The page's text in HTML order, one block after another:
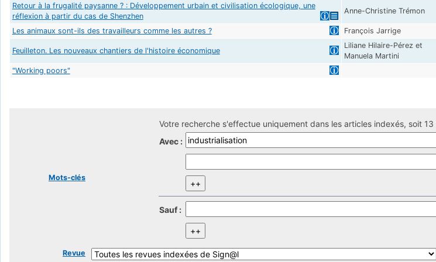
Retour à la frugalité paysanne ? : Développement urbain et civilisation écologique, une
réflexion à partir du cas de Shenzhen
Anne-Christine Trémon
Les animaux sont-ils des travailleurs comme les autres ? François Jarrige
Feuilleton. Les nouveaux chantiers de l'histoire économique
Liliane Hilaire-Pérez et
Manuela Martini
"Working poors"
Mots-clés
Votre recherche s'effectue uniquement dans les articles indexés, soit 13
Avec :
Sauf :
Revue